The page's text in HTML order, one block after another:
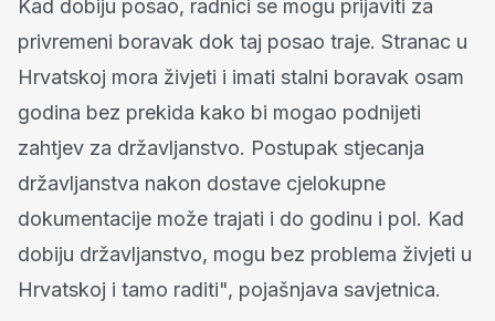
Kad dobiju posao, radnici se mogu prijaviti za
privremeni boravak dok taj posao traje. Stranac u
Hrvatskoj mora živjeti i imati stalni boravak osam
godina bez prekida kako bi mogao podnijeti
zahtjev za državljanstvo. Postupak stjecanja
državljanstva nakon dostave cjelokupne
dokumentacije može trajati i do godinu i pol. Kad
dobiju državljanstvo, mogu bez problema živjeti u
Hrvatskoj i tamo raditi", pojašnjava savjetnica.